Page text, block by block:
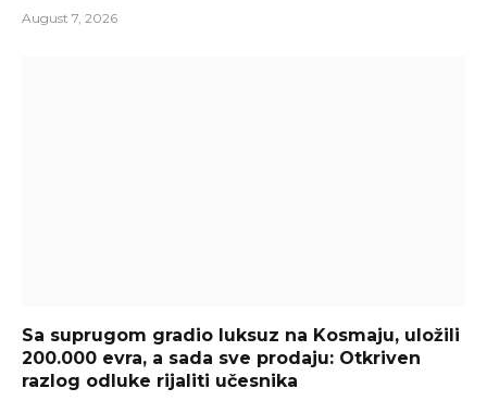
August 7, 2026
Sa suprugom gradio luksuz na Kosmaju, uložili
200.000 evra, a sada sve prodaju: Otkriven
razlog odluke rijaliti učesnika